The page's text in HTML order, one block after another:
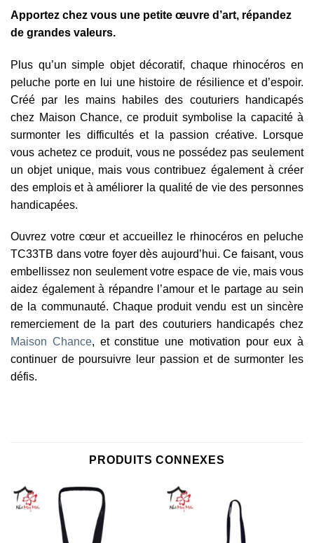
Apportez chez vous une petite œuvre d’art, répandez
de grandes valeurs.
Plus qu’un simple objet décoratif, chaque rhinocéros en
peluche porte en lui une histoire de résilience et d’espoir.
Créé par les mains habiles des couturiers handicapés
chez Maison Chance, ce produit symbolise la capacité à
surmonter les difficultés et la passion créative. Lorsque
vous achetez ce produit, vous ne possédez pas seulement
un objet unique, mais vous contribuez également à créer
des emplois et à améliorer la qualité de vie des personnes
handicapées.
Ouvrez votre cœur et accueillez le rhinocéros en peluche
TC33TB dans votre foyer dès aujourd’hui. Ce faisant, vous
embellissez non seulement votre espace de vie, mais vous
aidez également à répandre l’amour et le partage au sein
de la communauté. Chaque produit vendu est un sincère
remerciement de la part des couturiers handicapés chez
Maison Chance, et constitue une motivation pour eux à
continuer de poursuivre leur passion et de surmonter les
défis.
PRODUITS CONNEXES